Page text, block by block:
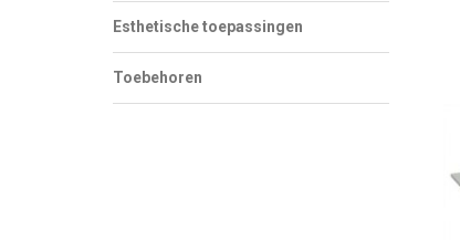
Esthetische toepassingen
Toebehoren